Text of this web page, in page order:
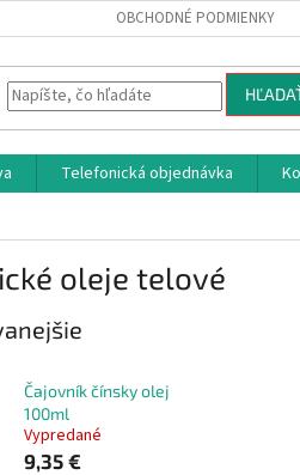
OBCHODNÉ PODMIENKY
Telefonická objednávka
oleje telové
Čajovník čínsky olej
100ml
Vypredané
9,35 €